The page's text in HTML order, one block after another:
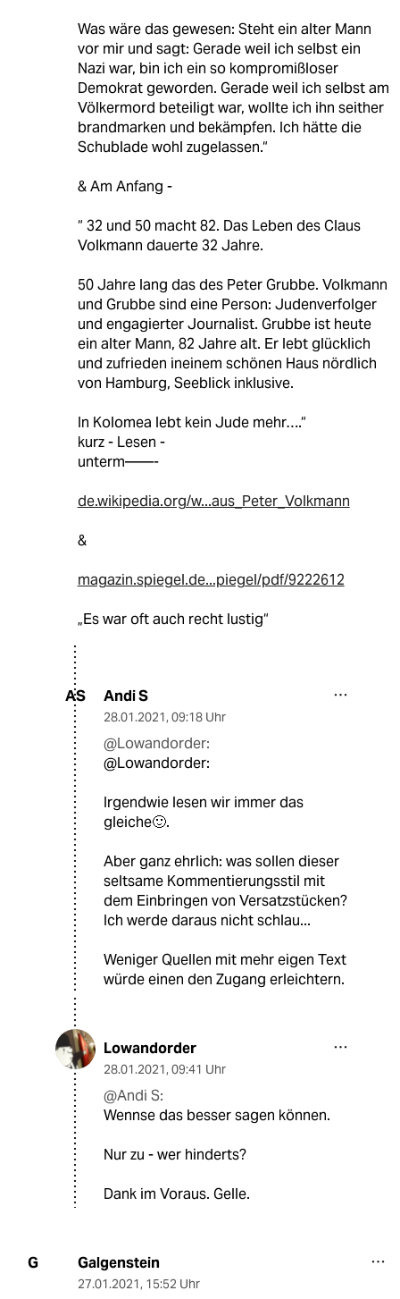
Was wäre das gewesen: Steht ein alter Mann
vor mir und sagt: Gerade weil ich selbst ein
Nazi war, bin ich ein so kompromißloser
Demokrat geworden. Gerade weil ich selbst am
Völkermord beteiligt war, wollte ich ihn seither
brandmarken und bekämpfen. Ich hätte die
Schublade wohl zugelassen.“
& Am Anfang -
“ 32 und 50 macht 82. Das Leben des Claus
Volkmann dauerte 32 Jahre.
50 Jahre lang das des Peter Grubbe. Volkmann
und Grubbe sind eine Person: Judenverfolger
und engagierter Journalist. Grubbe ist heute
ein alter Mann, 82 Jahre alt. Er lebt glücklich
und zufrieden ineinem schönen Haus nördlich
von Hamburg, Seeblick inklusive.
In Kolomea lebt kein Jude mehr….“
kurz - Lesen -
unterm——-
de.wikipedia.org/w...aus_Peter_Volkmann
&
magazin.spiegel.de...piegel/pdf/9222612
„Es war oft auch recht lustig“
AS Andi S
28.01.2021, 09:18 Uhr
@Lowandorder:
@Lowandorder:
Irgendwie lesen wir immer das
gleiche🙂.
Aber ganz ehrlich: was sollen dieser
seltsame Kommentierungsstil mit
dem Einbringen von Versatzstücken?
Ich werde daraus nicht schlau...
Weniger Quellen mit mehr eigen Text
würde einen den Zugang erleichtern.
Lowandorder
28.01.2021, 09:41 Uhr
@Andi S:
Wennse das besser sagen können.
Nur zu - wer hinderts?
Dank im Voraus. Gelle.
G Galgenstein
27.01.2021, 15:52 Uhr